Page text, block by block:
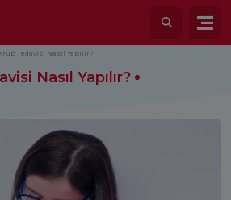
Tedavisi Nasıl Yapılır?
Nasıl Yapılır?